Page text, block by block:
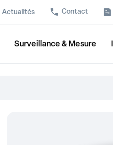
Actualités Contact
Surveillance & Mesure